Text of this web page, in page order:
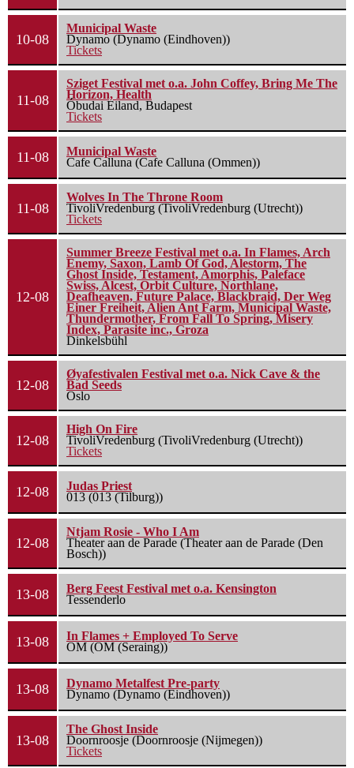
10-08
Municipal Waste
Dynamo (Dynamo (Eindhoven))
Tickets
11-08
Sziget Festival met o.a. John Coffey, Bring Me The
Horizon, Health
Óbudai Eiland, Budapest
Tickets
11-08
Municipal Waste
Cafe Calluna (Cafe Calluna (Ommen))
11-08
Wolves In The Throne Room
TivoliVredenburg (TivoliVredenburg (Utrecht))
Tickets
12-08
Summer Breeze Festival met o.a. In Flames, Arch
Enemy, Saxon, Lamb Of God, Alestorm, The
Ghost Inside, Testament, Amorphis, Paleface
Swiss, Alcest, Orbit Culture, Northlane,
Deafheaven, Future Palace, Blackbraid, Der Weg
Einer Freiheit, Alien Ant Farm, Municipal Waste,
Thundermother, From Fall To Spring, Misery
Index, Parasite inc., Groza
Dinkelsbühl
12-08
Øyafestivalen Festival met o.a. Nick Cave & the
Bad Seeds
Oslo
12-08
High On Fire
TivoliVredenburg (TivoliVredenburg (Utrecht))
Tickets
12-08
Judas Priest
013 (013 (Tilburg))
12-08
Ntjam Rosie - Who I Am
Theater aan de Parade (Theater aan de Parade (Den
Bosch))
13-08
Berg Feest Festival met o.a. Kensington
Tessenderlo
13-08
In Flames + Employed To Serve
OM (OM (Seraing))
13-08
Dynamo Metalfest Pre-party
Dynamo (Dynamo (Eindhoven))
13-08
The Ghost Inside
Doornroosje (Doornroosje (Nijmegen))
Tickets